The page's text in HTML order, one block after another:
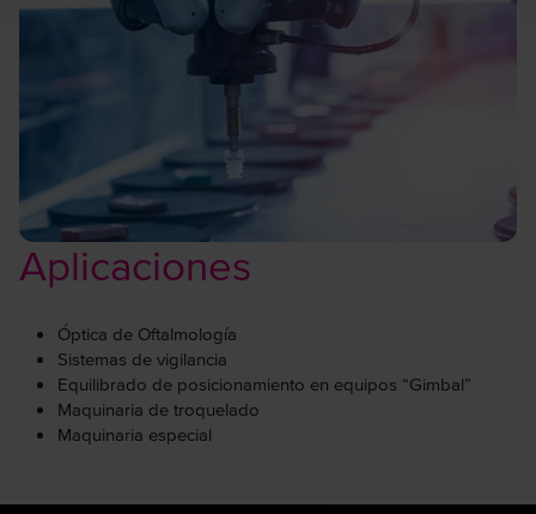
y calidad en su operación. Con elevado ratio de índice de
protección y resistencia a la corrosión, esta serie está
perfectamente adecuada para su utilización en condiciones
medioambientales y entornos adversos.
Aplicaciones
Óptica de Oftalmología
Sistemas de vigilancia
Equilibrado de posicionamiento en equipos “Gimbal”
Maquinaria de troquelado
Maquinaria especial